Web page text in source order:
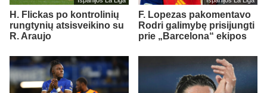
H. Flickas po kontrolinių
rungtynių atsisveikino su
R. Araujo
F. Lopezas pakomentavo
Rodri galimybę prisijungti
prie „Barcelona“ ekipos